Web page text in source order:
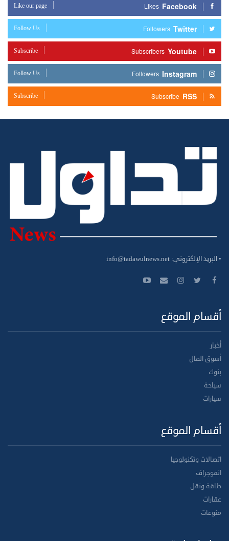
Facebook
Likes
Like our page
Twitter
Followers
Follow Us
Youtube
Subscribers
Subscribe
Instagram
Followers
Follow Us
RSS
Subscribe
Subscribe
• البريد الإلكتروني: info@tadawulnews.net
أقسام الموقع
أخبار
أسوق المال
بنوك
سياحة
سيارات
أقسام الموقع
اتصالات وتكنولوجيا
انفوجراف
طاقة ونقل
عقارات
منوعات